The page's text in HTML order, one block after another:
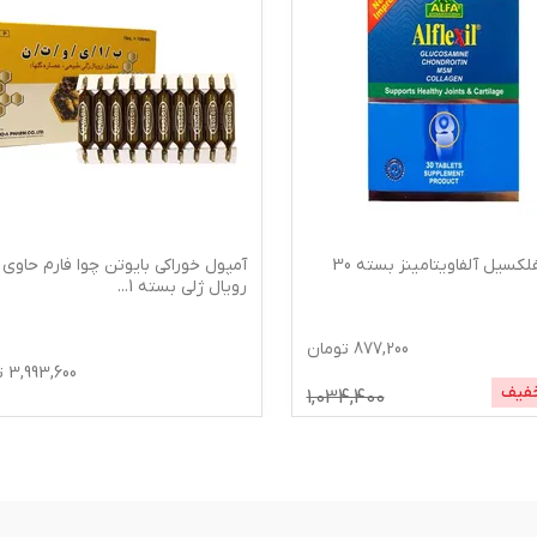
قرص آلفلکسیل آلفاویتامینز بسته 30
877,200 تومان
1,034,400
آمپول خوراکی بایوتن چوا فارم حاوی
رویال ژلی بسته 1 ...
3,993,600